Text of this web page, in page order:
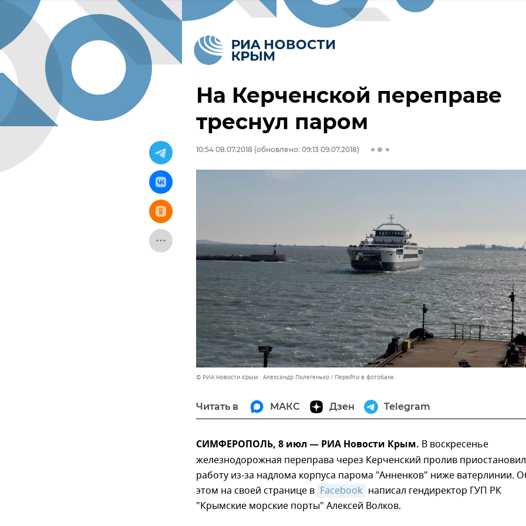
На Керченской переправе
треснул паром
10:54 08.07.2018 (обновлено: 09:13 09.07.2018)
© РИА Новости Крым . Александр Полегенько Перейти в фотобанк
Читать в МАКС Дзен Telegram
СИМФЕРОПОЛЬ, 8 июл — РИА Новости Крым. В воскресенье
железнодорожная переправа через Керченский пролив
работу из-за надлома корпуса парома "Анненков" ниже ватерлинии.
этом на своей странице в Facebook написал гендиректор ГУП РК
"Крымские морские порты" Алексей Волков.